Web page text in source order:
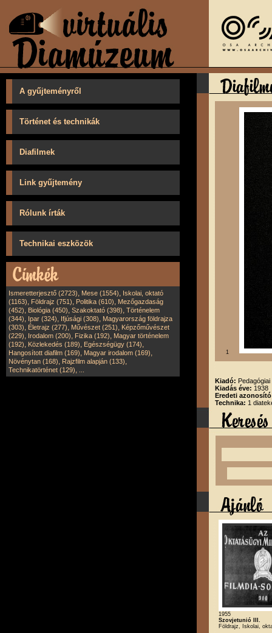
A gyűjteményről
Történet és technikák
Diafilmek
Link gyűjtemény
Rólunk írták
Technikai eszközök
Ismeretterjesztő (2723), Mese (1554), Iskolai, oktató
(1163), Földrajz (751), Politika (610), Mezőgazdaság
(452), Biológia (450), Szakoktató (398), Történelem
(344), Ipar (324), Ifjúsági (308), Magyarország földrajza
(303), Életrajz (277), Művészet (251), Képzőművészet
(229), Irodalom (200), Fizika (192), Magyar történelem
(192), Közlekedés (189), Egészségügy (174),
Hangosított diafilm (169), Magyar irodalom (169),
Növénytan (168), Rajzfilm alapján (133),
Technikatörténet (129),
1
Kiadó:
Kiadás éve: 1938
Eredeti
Technika: 1
1955
Szovjetunió III.
Földrajz, Iskolai,